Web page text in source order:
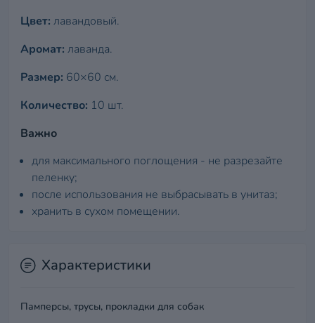
Цвет: лавандовый.
Аромат: лаванда.
Размер: 60×60 см.
Количество: 10 шт.
Важно
для максимального поглощения - не разрезайте
пеленку;
после использования не выбрасывать в унитаз;
хранить в сухом помещении.
Характеристики
Памперсы, трусы, прокладки для собак